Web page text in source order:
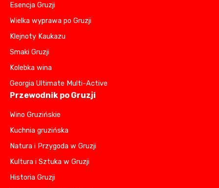
Esencja Gruzji
Wielka wyprawa po Gruzji
Klejnoty Kaukazu
Smaki Gruzji
Kolebka wina
Georgia Ultimate Multi-Active
Przewodnik po Gruzji
Wino Gruzińskie
Kuchnia gruzińska
Natura i Przygoda w Gruzji
Kultura i Sztuka w Gruzji
Historia Gruzji